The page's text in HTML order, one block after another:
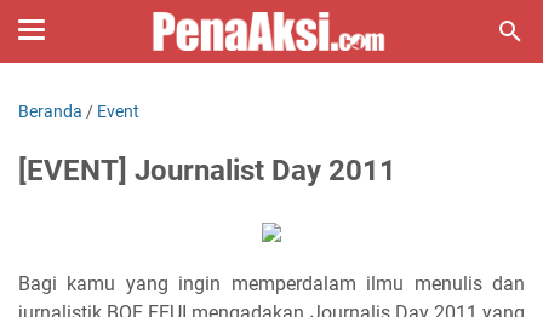
Beranda / Event
[EVENT] Journalist Day 2011
Bagi kamu yang ingin memperdalam ilmu menulis dan